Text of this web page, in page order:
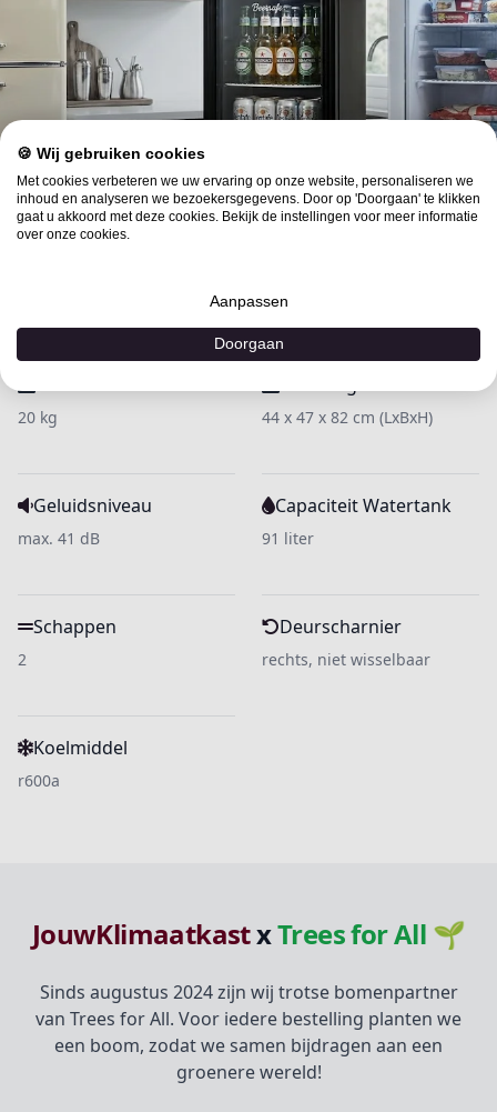
Specificaties
Ontdek de uitgebreide productdetails om de juiste
20 kg 44 x 47 x 82 cm (LxBxH)
Geluidsniveau
max. 41 dB
Capaciteit Watertank
91 liter
Schappen
2
Deurscharnier
rechts, niet wisselbaar
Koelmiddel
r600a
JouwKlimaatkastxTrees for All 🌱
Sinds augustus 2024 zijn wij trotse bomenpartner
van Trees for All. Voor iedere bestelling planten we
een boom, zodat we samen bijdragen aan een
groenere wereld!
🍪 Wij gebruiken cookies
Met cookies verbeteren we uw ervaring op onze website, personaliseren we
inhoud en analyseren we bezoekersgegevens. Door op 'Doorgaan' te klikken
gaat u akkoord met deze cookies. Bekijk de instellingen voor meer informatie
over onze cookies.
Aanpassen
Doorgaan